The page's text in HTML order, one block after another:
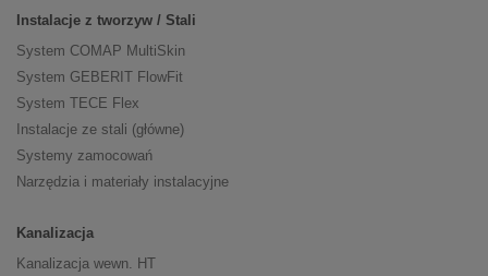
Instalacje z tworzyw / Stali
System COMAP MultiSkin
System GEBERIT FlowFit
System TECE Flex
Instalacje ze stali (główne)
Systemy zamocowań
Narzędzia i materiały instalacyjne
Kanalizacja
Kanalizacja wewn. HT